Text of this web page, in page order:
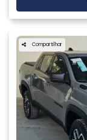
Compartilhar